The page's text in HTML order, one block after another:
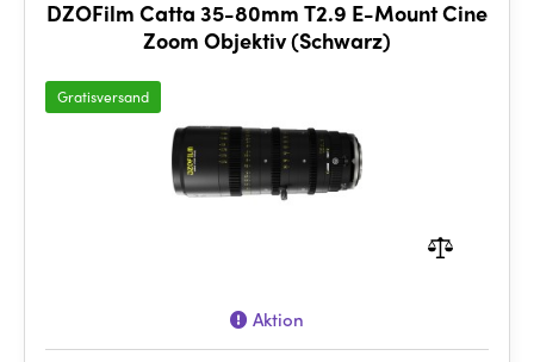
DZOFilm Catta 35-80mm T2.9 E-Mount Cine
Zoom Objektiv (Schwarz)
Gratisversand
Aktion